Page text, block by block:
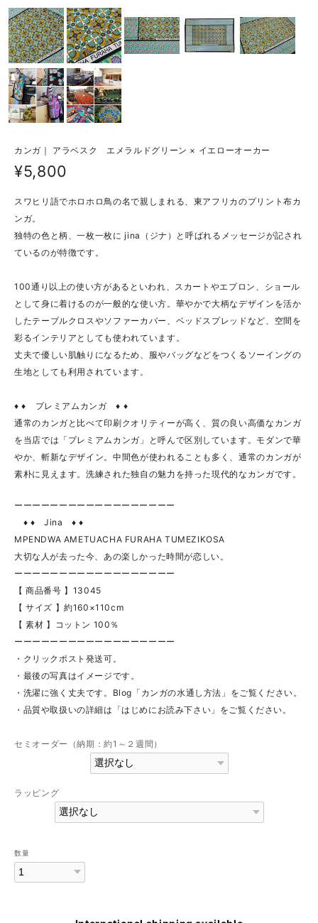
カンガ｜ アラベスク エメラルドグリーン × イエローオーカー
¥5,800
スワヒリ語でホロホロ鳥の名で親しまれる、東アフリカのプリント布カ
ンガ。
独特の色と柄、一枚一枚に jina（ジナ）と呼ばれるメッセージが記され
ているのが特徴です。
100通り以上の使い方があるといわれ、スカートやエプロン、ショール
として身に着けるのが一般的な使い方。華やかで大柄なデザインを活か
したテーブルクロスやソファーカバー、ベッドスプレッドなど、空間を
彩るインテリアとしても使われています。
丈夫で優しい肌触りになるため、服やバッグなどをつくるソーイングの
生地としても利用されています。
♦ ♦ プレミアムカンガ ♦ ♦
通常のカンガと比べて印刷クオリティーが高く、質の良い高価なカンガ
を当店では「プレミアムカンガ」と呼んで区別しています。モダンで華
やか、斬新なデザイン。中間色が使われることも多く、通常のカンガが
素朴に見えます。洗練された独自の魅力を持った現代的なカンガです。
ーーーーーーーーーーーーーーーーーー
♦ ♦ Jina ♦ ♦
MPENDWA AMETUACHA FURAHA TUMEZIKOSA
大切な人が去った今、あの楽しかった時間が恋しい。
ーーーーーーーーーーーーーーーーーー
【 商品番号 】13045
【 サイズ 】約160×110cm
【 素材 】コットン 100％
ーーーーーーーーーーーーーーーーーー
・クリックポスト発送可。
・最後の写真はイメージです。
・洗濯に強く丈夫です。Blog「カンガの水通し方法」をご覧ください。
・品質や取扱いの詳細は「はじめにお読み下さい」をご覧ください。
セミオーダー（納期：約1～２週間）
ラッピング
数量